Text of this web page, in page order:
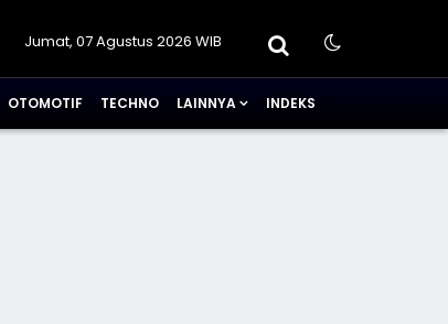
Jumat, 07 Agustus 2026 WIB
OTOMOTIF TECHNO LAINNYA INDEKS